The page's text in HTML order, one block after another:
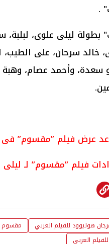
.
ليلى علوى،
خالد سرحان، على
سعدة، وأحمد عصام،
عرض فيلم ”مقسوم” فى
فيلم ”مقسوم” لـ
هوليوود للفيلم العربي مقسوم
العربي